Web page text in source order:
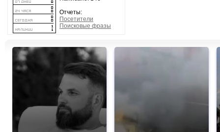
Отчеты:
Посетители
Поисковые фразы